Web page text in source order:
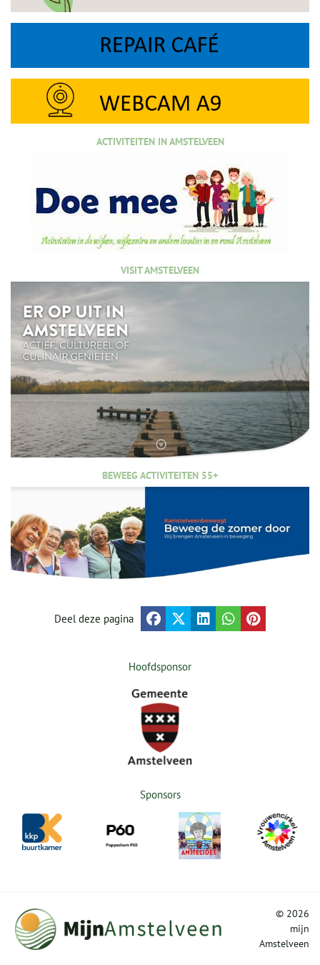
ACTIVITEITEN IN AMSTELVEEN
VISIT AMSTELVEEN
BEWEEG ACTIVITEITEN 55+
Deel deze pagina
Hoofdsponsor
Sponsors
© 2026
mijn
Amstelveen